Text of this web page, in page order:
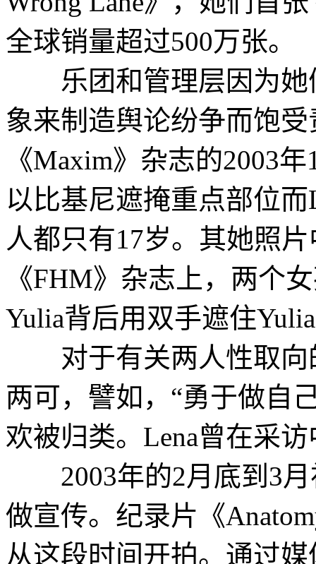
全球销量超过500万张。
乐团和管理层因为她
象来制造舆论纷争而饱
《Maxim》杂志的2003
以比基尼遮掩重点部位
人都只有17岁。其她照
《FHM》杂志上，两个
Yulia背后用双手遮住
对于有关两人性取向
两可，譬如，“勇于做自
欢被归类。Lena曾在采
2003年的2月底到3月
做宣传。纪录片《
从这段时间开拍。通过